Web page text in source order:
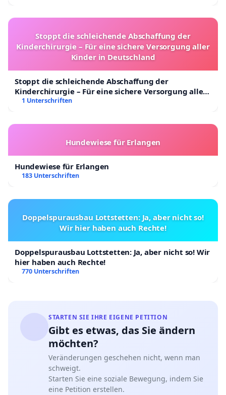
Stoppt die schleichende Abschaffung der
Kinderchirurgie – Für eine sichere Versorgung aller
Kinder in Deutschland
Stoppt die schleichende Abschaffung der
Kinderchirurgie – Für eine sichere Versorgung aller
Kinder in Deutschland
1 Unterschriften
Hundewiese für Erlangen
Hundewiese für Erlangen
183 Unterschriften
Doppelspurausbau Lottstetten: Ja, aber nicht so!
Wir hier haben auch Rechte!
Doppelspurausbau Lottstetten: Ja, aber nicht so! Wir
hier haben auch Rechte!
770 Unterschriften
STARTEN SIE IHRE EIGENE PETITION
Gibt es etwas, das Sie ändern
möchten?
Veränderungen geschehen nicht, wenn man
schweigt.
Starten Sie eine soziale Bewegung, indem Sie
eine Petition erstellen.